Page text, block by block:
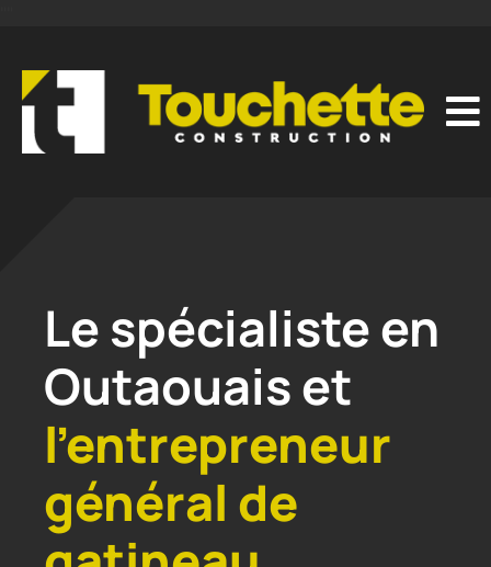
Le spécialiste en
Outaouais et
l’entrepreneur
général de